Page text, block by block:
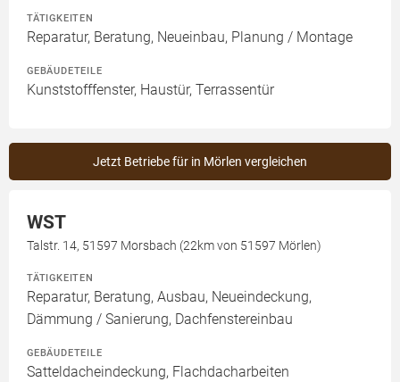
TÄTIGKEITEN
Reparatur, Beratung, Neueinbau, Planung / Montage
GEBÄUDETEILE
Kunststofffenster, Haustür, Terrassentür
Jetzt Betriebe für in Mörlen vergleichen
WST
Talstr. 14, 51597 Morsbach (22km von 51597 Mörlen)
TÄTIGKEITEN
Reparatur, Beratung, Ausbau, Neueindeckung,
Dämmung / Sanierung, Dachfenstereinbau
GEBÄUDETEILE
Satteldacheindeckung, Flachdacharbeiten